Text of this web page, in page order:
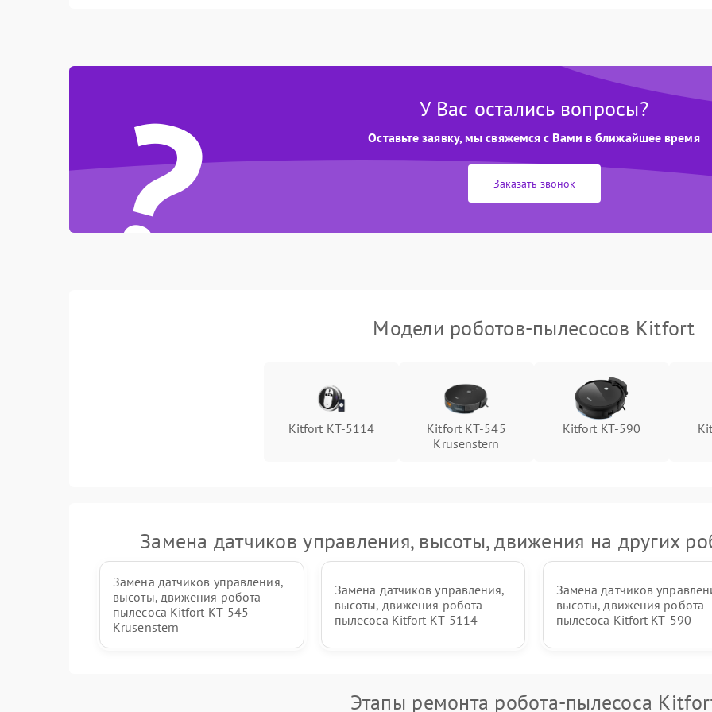
Проблемы с механикой
Режим работы
Программные сбои
? У Вас остались вопросы?
Оставьте заявку, мы свяжемся с Вами в ближайшее время
Заказать звонок
Модели роботов-пылесосов Kitfort
Kitfort КТ-5114
Kitfort КТ-545
Krusenstern
Kitfort KT-590
Замена датчиков управления, высоты, движения на других
Замена датчиков управления,
высоты, движения робота-
пылесоса Kitfort КТ-545
Krusenstern
Замена датчиков управления,
высоты, движения робота-
пылесоса Kitfort КТ-5114
Замена датчиков
высоты, движения робота-
пылесоса Kitfort KT-590
Этапы ремонта робота-пылесоса